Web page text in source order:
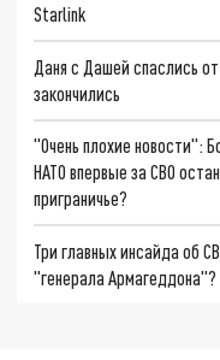
Starlink
Даня с Дашей спаслись
закончились
"Очень плохие новости":
НАТО впервые за СВО
приграничье?
Три главных инсайда об
"генерала